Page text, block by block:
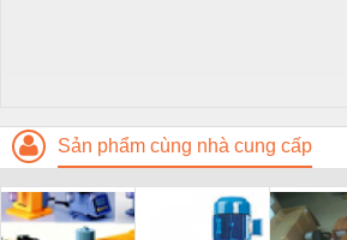
Sản phẩm cùng nhà cung cấp